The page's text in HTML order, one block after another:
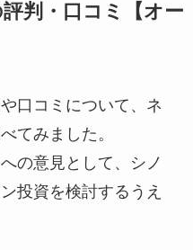
判・口コミ【オー
口コミについて、ネ
てみました。
の意見として、シノ
投資を検討するうえ